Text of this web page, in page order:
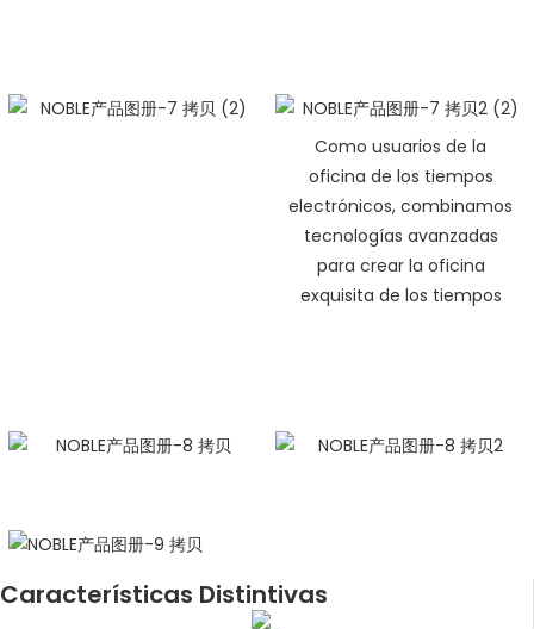
Como usuarios de la
oficina de los tiempos
electrónicos, combinamos
tecnologías avanzadas
para crear la oficina
exquisita de los tiempos
Características Distintivas